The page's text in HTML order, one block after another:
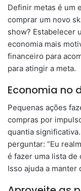
Definir metas é um
comprar um novo
show? Estabelecer
economia mais
financeiro para
para atingir a meta.
Economia no
Pequenas ações
compras por
quantia
perguntar: “Eu
é fazer uma lista de
Isso ajuda a